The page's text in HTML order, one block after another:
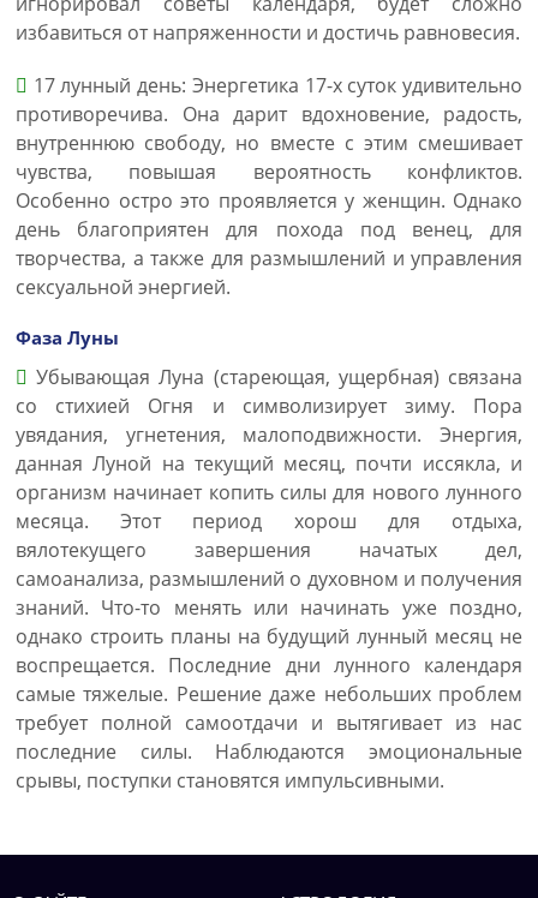
избавиться от напряженности и достичь равновесия.
17 лунный день: Энергетика 17-х суток удивительно
противоречива. Она дарит вдохновение, радость,
внутреннюю свободу, но вместе с этим смешивает
чувства, повышая вероятность конфликтов.
Особенно остро это проявляется у женщин. Однако
день благоприятен для похода под венец, для
творчества, а также для размышлений и управления
сексуальной энергией.
Фаза Луны
Убывающая Луна (стареющая, ущербная) связана
со стихией Огня и символизирует зиму. Пора
увядания, угнетения, малоподвижности. Энергия,
данная Луной на текущий месяц, почти иссякла, и
организм начинает копить силы для нового лунного
месяца. Этот период хорош для отдыха,
вялотекущего завершения начатых дел,
самоанализа, размышлений о духовном и получения
знаний. Что-то менять или начинать уже поздно,
однако строить планы на будущий лунный месяц не
воспрещается. Последние дни лунного календаря
самые тяжелые. Решение даже небольших проблем
требует полной самоотдачи и вытягивает из нас
последние силы. Наблюдаются эмоциональные
срывы, поступки становятся импульсивными.